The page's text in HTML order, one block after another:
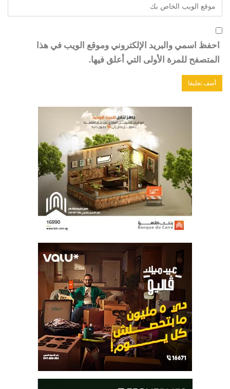
احفظ اسمي والبريد الإلكتروني وموقع الويب في هذا
المتصفح للمرة الأولى التي أعلق فيها.